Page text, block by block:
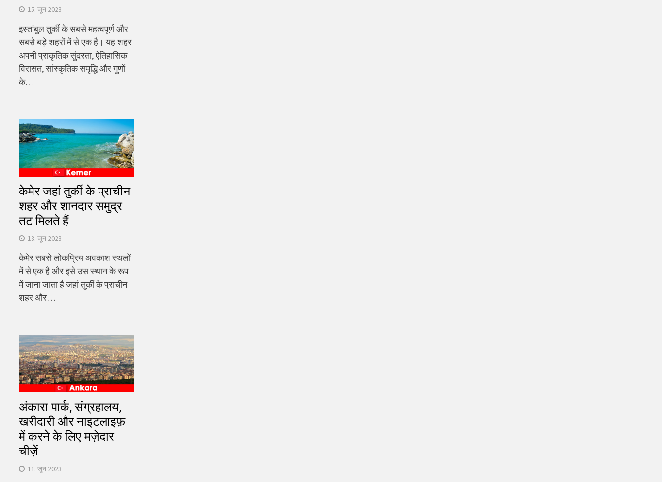
15. जून 2023
इस्तांबुल तुर्की के सबसे महत्वपूर्ण और
सबसे बड़े शहरों में से एक है। यह शहर
अपनी प्राकृतिक सुंदरता, ऐतिहासिक
विरासत, सांस्कृतिक समृद्धि और गुणों
के…
केमेर जहां तुर्की के प्राचीन
शहर और शानदार समुद्र
तट मिलते हैं
13. जून 2023
केमेर सबसे लोकप्रिय अवकाश स्थलों
में से एक है और इसे उस स्थान के रूप
में जाना जाता है जहां तुर्की के प्राचीन
शहर और…
अंकारा पार्क, संग्रहालय,
खरीदारी और नाइटलाइफ़
में करने के लिए मज़ेदार
चीज़ें
11. जून 2023